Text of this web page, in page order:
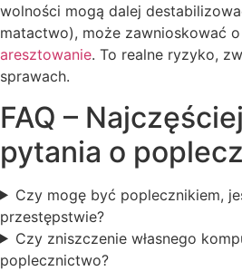
wolności mogą dalej
matactwo), może zawnioskować o
aresztowanie. To realne ryzyko,
sprawach.
FAQ –
pytania o
Czy mogę być poplecznikiem,
przestępstwie?
Czy zniszczenie własnego
poplecznictwo?